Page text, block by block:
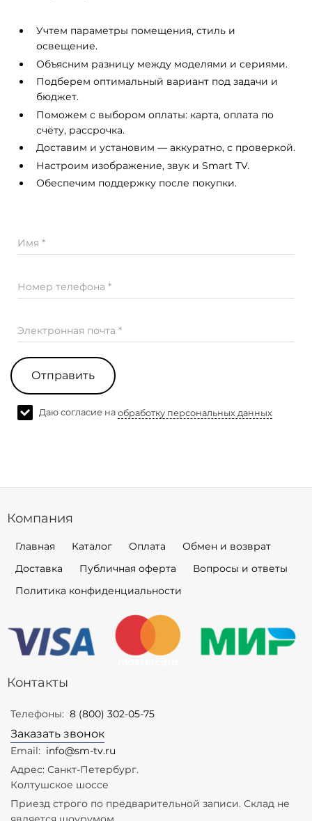
Учтем параметры помещения, стиль и
освещение.
Объясним разницу между моделями и сериями.
Подберем оптимальный вариант под задачи и
бюджет.
Поможем с выбором оплаты: карта, оплата по
счёту, рассрочка.
Доставим и установим — аккуратно, с проверкой.
Настроим изображение, звук и Smart TV.
Обеспечим поддержку после покупки.
Имя *
Номер телефона *
Электронная почта *
Отправить
Даю согласие на обработку персональных данных
Компания
Главная Каталог Оплата
Обмен и возврат
Доставка
Публичная оферта
Вопросы и ответы
Политика конфиденциальности
Контакты
Телефоны: 8 (800) 302-05-75
Заказать звонок
Email: info@sm-tv.ru
Адрес: Санкт-Петербург.
Колтушское шоссе
Приезд строго по предварительной записи. Склад не